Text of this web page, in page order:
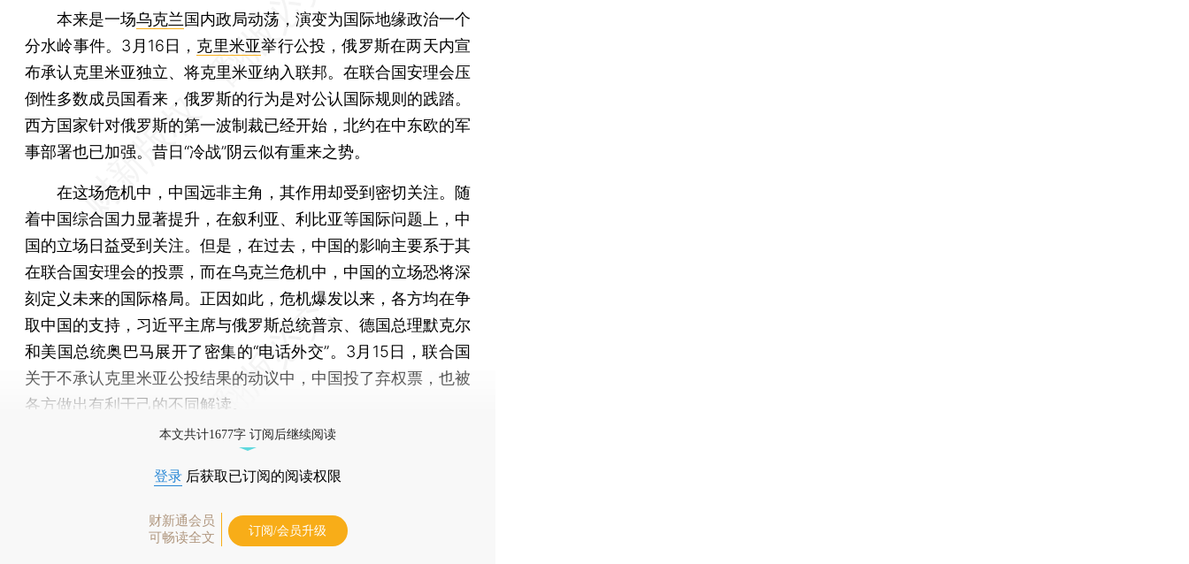
本来是一场乌克兰国内政局动荡，演变为国际地缘政治一个
分水岭事件。3月16日， 克里米亚举行公投，俄罗斯在两天内宣
布承认克里米亚独立、将克里米亚纳入联邦。在联合国安理会压
倒性多数成员国看来，俄罗斯的行为是对公认国际规则的践踏。
西方国家针对俄罗斯的第一波制裁已经开始，北约在中东欧的军
事部署也已加强。昔日“冷战”阴云似有重来之势。
在这场危机中，中国远非主角，其作用却受到密切关注。随
着中国综合国力显著提升，在叙利亚、利比亚等国际问题上，中
国的立场日益受到关注。但是，在过去，中国的影响主要系于其
在联合国安理会的投票，而在乌克兰危机中，中国的立场恐将深
刻定义未来的国际格局。正因如此，危机爆发以来，各方均在争
取中国的支持，习近平主席与俄罗斯总统普京、德国总理默克尔
和美国总统奥巴马展开了密集的“电话外交”。3月15日，联合国
关于不承认克里米亚公投结果的动议中，中国投了弃权票，也被
各方做出有利于己的不同解读。
本文共计1677字 订阅后继续阅读
登录 后获取已订阅的阅读权限
财新通会员
可畅读全文
订阅/会员升级